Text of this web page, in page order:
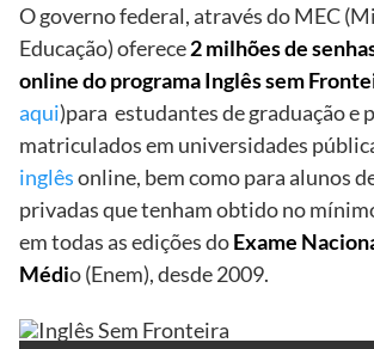
O governo federal, através do MEC
Educação) oferece2 milhões de
online do programa Inglês sem
aqui)para estudantes de graduação e
matriculados em universidades
inglêsonline, bem como para alunos
privadas que tenham obtido no
em todas as edições doExame
Médio (Enem), desde 2009.